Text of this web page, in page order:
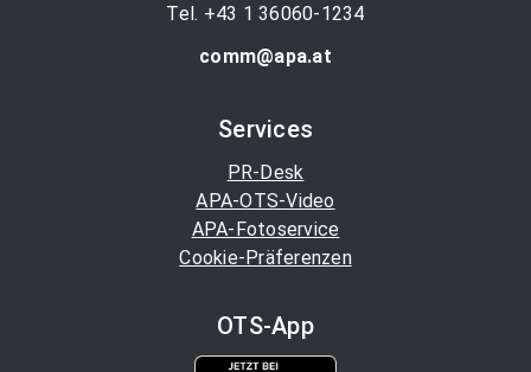
Tel. +43 1 36060-1234
comm@apa.at
Services
PR-Desk
APA-OTS-Video
APA-Fotoservice
Cookie-Präferenzen
OTS-App